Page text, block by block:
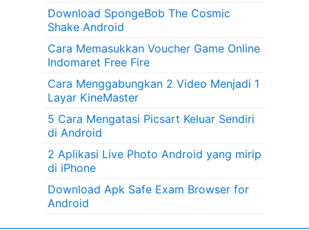
Download SpongeBob The Cosmic
Shake Android
Cara Memasukkan Voucher Game Online
Indomaret Free Fire
Cara Menggabungkan 2 Video Menjadi 1
Layar KineMaster
5 Cara Mengatasi Picsart Keluar Sendiri
di Android
2 Aplikasi Live Photo Android yang mirip
di iPhone
Download Apk Safe Exam Browser for
Android